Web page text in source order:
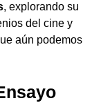
, explorando su
del cine y
aún podemos